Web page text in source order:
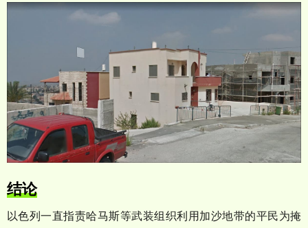
结论
以色列一直指责哈马斯等武装组织利用加沙地带的平民为掩